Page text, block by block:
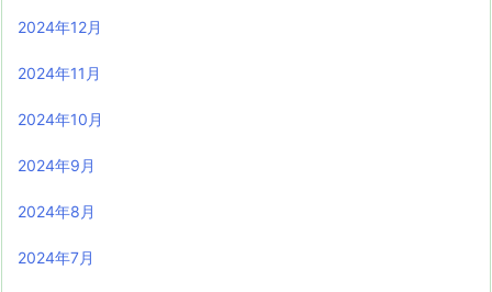
2024年12月
2024年11月
2024年10月
2024年9月
2024年8月
2024年7月